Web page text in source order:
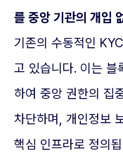
를 중앙 기관의 개입
기존의 수동적인
고 있습니다. 이는 블
하여 중앙 권한의 집
차단하며, 개인정보
핵심 인프라로 정의